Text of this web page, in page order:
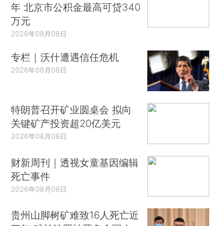
年 北京市公积金最高可贷340
万元
2026年08月08日
专栏｜沃什遭遇信任危机
2026年08月08日
特朗普召开矿业圆桌会 拟向
关键矿产投资超20亿美元
2026年08月08日
财新周刊｜透视女童基因编辑
死亡事件
2026年08月08日
贵州山脚树矿难致16人死亡近